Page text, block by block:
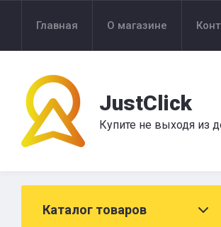
Главная О магазине
JustClick
Купите не выходя из
Каталог товаров